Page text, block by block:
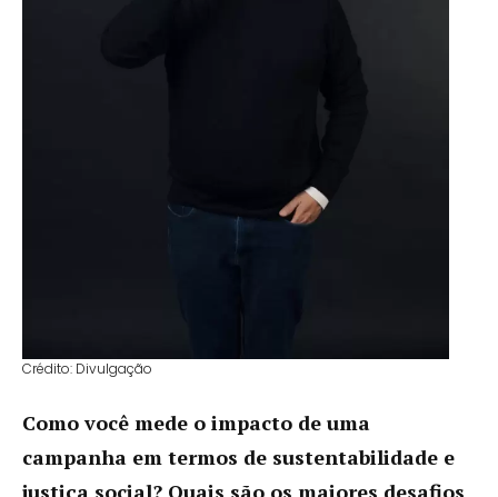
Crédito: Divulgação
Como você mede o impacto de uma
campanha em termos de sustentabilidade e
justiça social? Quais são os maiores desafios